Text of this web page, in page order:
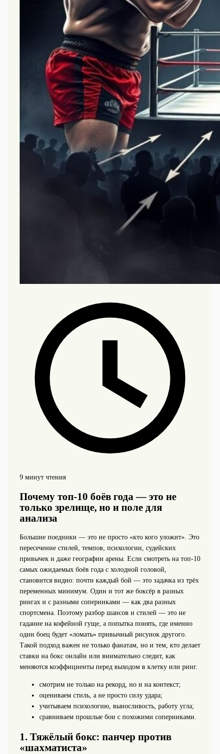
9 минут чтения
Почему топ-10 боёв года — это не
только зрелище, но и поле для
анализа
Большие поединки — это не просто «кто кого уложит». Это
пересечение стилей, темпов, психологии, судейских
привычек и даже географии арены. Если смотреть на топ-10
самых ожидаемых боёв года с холодной головой,
становится видно: почти каждый бой — это задачка из трёх
переменных минимум. Один и тот же боксёр в разных
рингах и с разными соперниками — как два разных
спортсмена. Поэтому разбор шансов и стилей — это не
гадание на кофейной гуще, а попытка понять, где именно
один боец будет «ломать» привычный рисунок другого.
Такой подход важен не только фанатам, но и тем, кто делает
ставки на бокс онлайн или внимательно следит, как
меняются коэффициенты перед выходом в клетку или ринг.
смотрим не только на рекорд, но и на контекст;
оцениваем стиль, а не просто силу удара;
учитываем психологию, выносливость, работу угла;
сравниваем прошлые бои с похожими соперниками.
1. Тяжёлый бокс: панчер против
«шахматиста»